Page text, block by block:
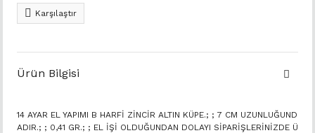
Karşılaştır
Ürün Bilgisi
14 AYAR EL YAPIMI B HARFİ ZİNCİR ALTIN KÜPE.; ; 7 CM UZUNLUĞUND
ADIR.; ; 0,41 GR.; ; EL İŞİ OLDUĞUNDAN DOLAYI SİPARİŞLERİNİZDE Ü